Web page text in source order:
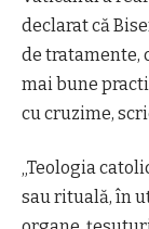
declarat că
de tratamente,
mai bune
cu cruzime,
„Teologia
sau rituală, în